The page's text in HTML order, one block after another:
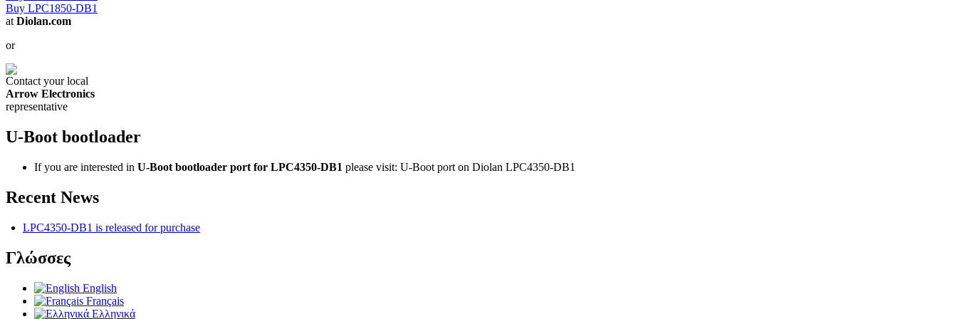
Buy LPC1850-DB1
at Diolan.com
or
Contact your local
Arrow Electronics
representative
U-Boot bootloader
If you are interested in U-Boot bootloader port for LPC4350-DB1 please visit: U-Boot port on Diolan LPC4350-DB1
Recent News
LPC4350-DB1 is released for purchase
Γλώσσες
English
Français
Ελληνικά